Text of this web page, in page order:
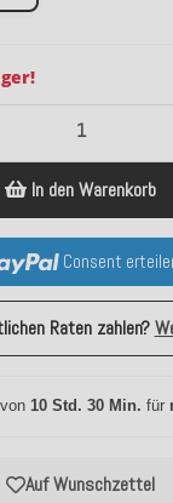
Auf Wunschzettel
In den Warenkorb
Consent
Raten zahlen?
10 Std. 30 Min. für